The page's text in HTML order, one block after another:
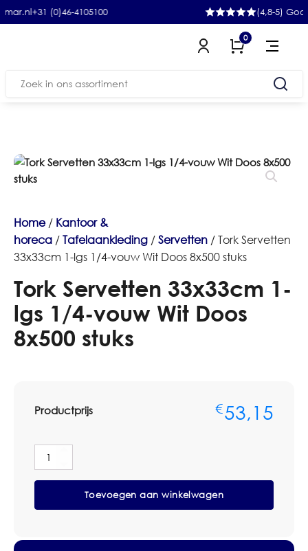
+31 (0)46-4105100 (4,8-5) Google
0
Zoeken
Home/ Kantoor &
horeca /Tafelaankleding /Servetten / Tork Servetten
33x33cm 1-lgs 1/4-vouw Wit Doos 8x500 stuks
Tork Servetten 33x33cm 1-
lgs 1/4-vouw Wit Doos
8x500 stuks
Productprijs €53,15
Tork
Servetten
33x33cm
lgs
Toevoegen aan winkelwagen